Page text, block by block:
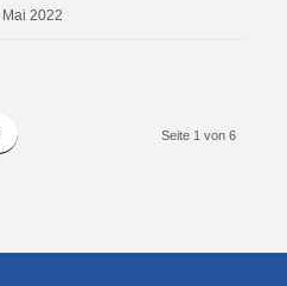
Mai 2022
Seite 1 von 6